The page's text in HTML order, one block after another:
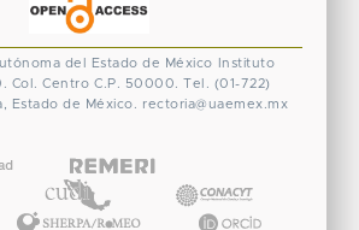
del Estado de México
Instituto
Col. Centro C.P. 50000. Tel. (01-722)
Estado de México. rectoria@uaemex.mx